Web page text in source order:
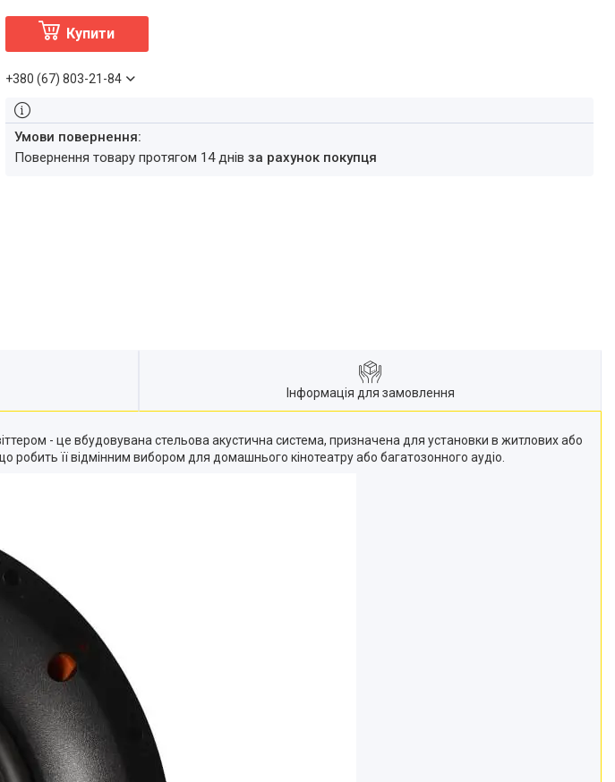
Купити
+380 (67) 803-21-84
повернення товару протягом 14 днів за рахунок покупця
Інформація для замовлення
- це вбудовувана стельова акустична система, призначена для установки в житлових або
її відмінним вибором для домашнього кінотеатру або багатозонного аудіо.